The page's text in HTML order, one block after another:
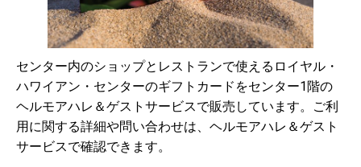
センター内のショップとレストランで使えるロイヤル・
ハワイアン・センターのギフトカードをセンター1階の
ヘルモアハレ＆ゲストサービスで販売しています。ご利
用に関する詳細や問い合わせは、ヘルモアハレ＆ゲスト
サービスで確認できます。